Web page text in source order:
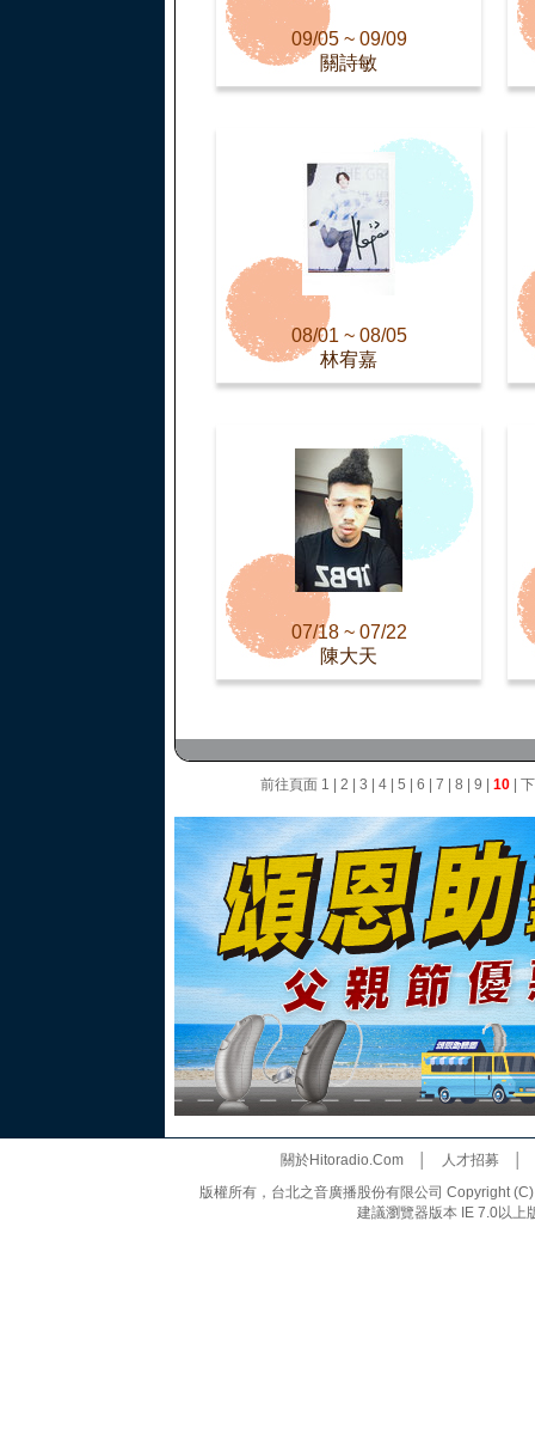
09/05 ~ 09/09
關詩敏
08/01 ~ 08/05
林宥嘉
07/18 ~ 07/22
陳大天
前往頁面 1 2 3 4| 5 6 7 8 9 10|
關於Hitoradio.Com│ 人才招募
版權所有，台北之音廣播股份有限公司 Copyright
建議瀏覽器版本 IE 7.0以上